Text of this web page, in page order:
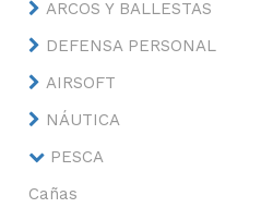
ARCOS Y BALLESTAS
DEFENSA PERSONAL
AIRSOFT
NÁUTICA
PESCA
Cañas